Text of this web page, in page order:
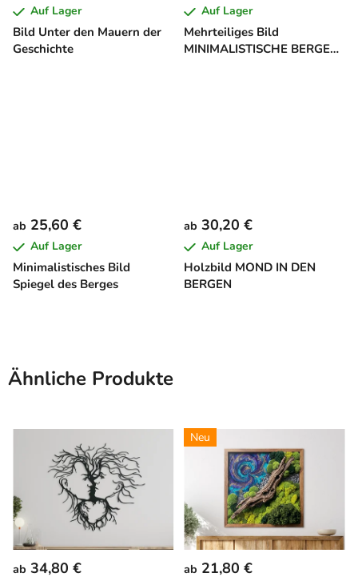
Bild Unter den Mauern der
Geschichte
Auf Lager
Mehrteiliges Bild
MINIMALISTISCHE BERGE
Auf Lager
Minimalistisches Bild
Spiegel des Berges
ab 25,60 €
Auf Lager
Holzbild MOND IN DEN
BERGEN
ab 30,20 €
Auf Lager
Ähnliche Produkte
ab 34,80 €
Neu
ab 21,80 €